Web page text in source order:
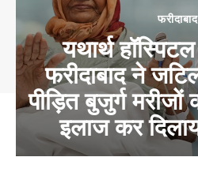
फरीदाबाद
यथार्थ
फरीदाबाद ने
पीड़ित बुजुर्ग
इलाज कर